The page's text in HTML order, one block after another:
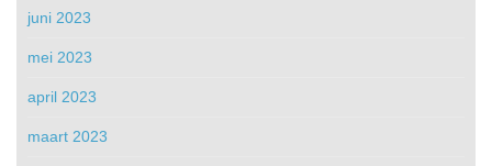
juni 2023
mei 2023
april 2023
maart 2023